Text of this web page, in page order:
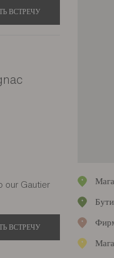
ВСТРЕЧУ
our Gautier
ВСТРЕЧУ